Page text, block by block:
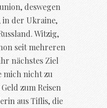
deswegen
in der Ukraine,
Witzig,
seit mehreren
nächstes Ziel
mich nicht zu
zum Reisen
aus Tiflis, die